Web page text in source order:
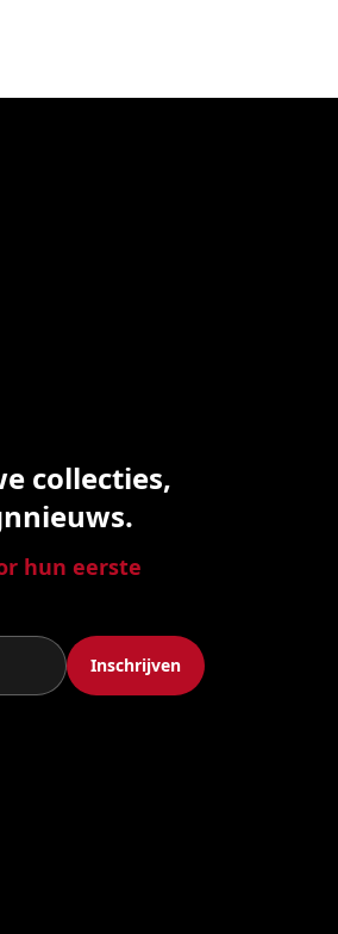
collecties,
hun eerste
Inschrijven